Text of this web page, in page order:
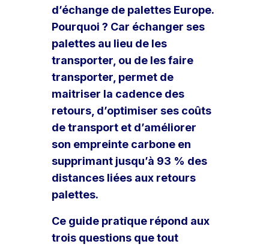
d’échange de palettes Europe.
Pourquoi ? Car échanger ses
palettes au lieu de les
transporter, ou de les faire
transporter, permet de
maitriser la cadence des
retours, d’optimiser ses coûts
de transport et d’améliorer
son empreinte carbone en
supprimant jusqu’à 93 % des
distances liées aux retours
palettes.
Ce guide pratique répond aux
trois questions que tout